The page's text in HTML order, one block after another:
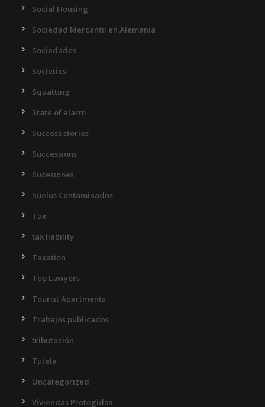
Social Housing
Sociedad Mercantil en Alemania
Sociedades
Societies
Squatting
State of alarm
Success stories
Successions
Sucesiones
Suelos Contaminados
Tax
tax liability
Taxation
Top Lawyers
Tourist Apartments
Trabajos publicados
tributación
Tutela
Uncategorized
Viviendas Protegidas